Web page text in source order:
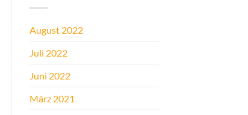
August 2022
Juli 2022
Juni 2022
März 2021